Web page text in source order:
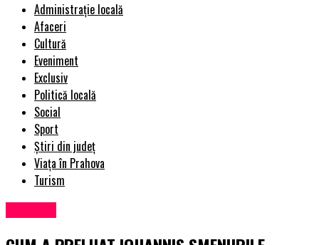
Administrație locală
Afaceri
Cultură
Eveniment
Exclusiv
Politică locală
Social
Sport
Știri din județ
Viața în Prahova
Turism